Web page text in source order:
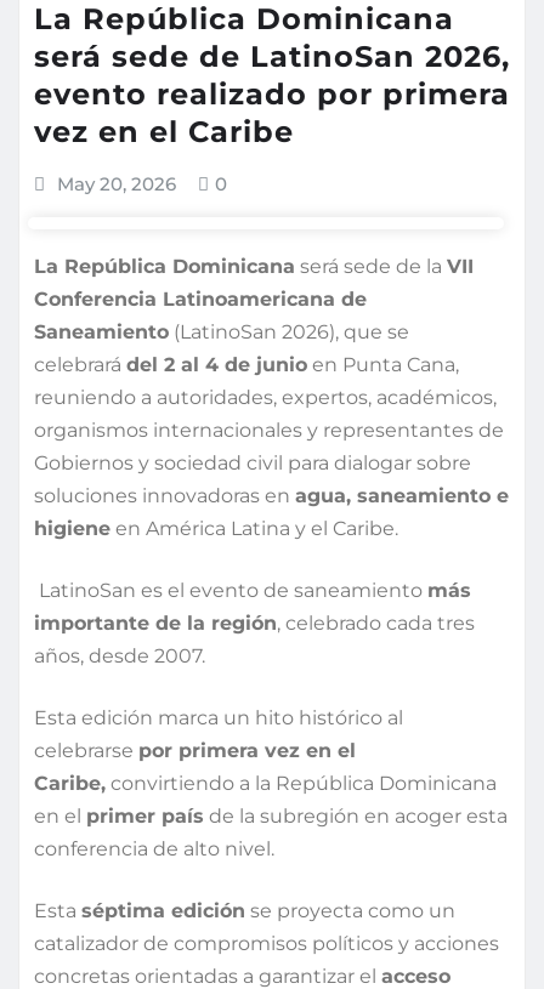
La República Dominicana
será sede de LatinoSan 2026,
evento realizado por primera
vez en el Caribe
May 20, 2026 0
La República Dominicana será sede de la VII
Conferencia Latinoamericana de
Saneamiento (LatinoSan 2026), que se
celebrará del 2 al 4 de junio en Punta Cana,
reuniendo a autoridades, expertos, académicos,
organismos internacionales y representantes de
Gobiernos y sociedad civil para dialogar sobre
soluciones innovadoras en agua, saneamiento e
higiene en América Latina y el Caribe.
LatinoSan es el evento de saneamiento más
importante de la región, celebrado cada tres
años, desde 2007.
Esta edición marca un hito histórico al
celebrarse por primera vez en el
Caribe, convirtiendo a la República Dominicana
en el primer país de la subregión en acoger esta
conferencia de alto nivel.
Esta séptima edición se proyecta como un
catalizador de compromisos políticos y acciones
concretas orientadas a garantizar el acceso